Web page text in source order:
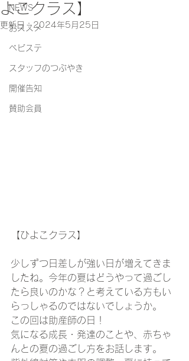
NEWS
おススメ
ベビステ
スタッフのつぶやき
開催告知
賛助会員
よこクラス】
更新日： 2024年5月25日
【ひよこクラス】
少しずつ日差しが強い日が増えてきま
したね。今年の夏はどうやって過ごし
たら良いのかな？と考えている方もい
らっしゃるのではないでしょうか。
この回は助産師の日！
気になる成長・発達のことや、赤ちゃ
んとの夏の過ごし方をお話します。